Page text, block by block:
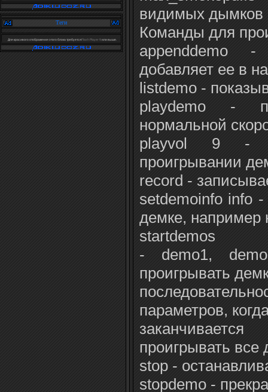
Теги
Для красивого отображения этого блока требуетсяFlash Player 9или выше.
видимых дымков
Команды для
appenddemo
добавляет ее в
listdemo -
playdemo -
нормальной
playvol 9 -
проигрывании
record -
setdemoinfo info
демке, например
startdemos
- demo1,
проигрывать
параметров,
проигрывать все
stop -
stopdemo -